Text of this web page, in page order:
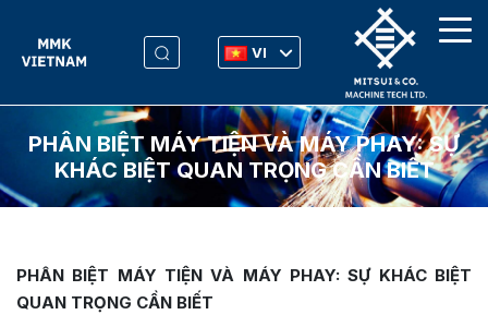
VI
PHÂN BIỆT MÁY TIỆN VÀ MÁY PHAY: SỰ
KHÁC BIỆT QUAN TRỌNG CẦN BIẾT
PHÂN BIỆT MÁY TIỆN VÀ MÁY PHAY: SỰ KHÁC BIỆT
QUAN TRỌNG CẦN BIẾT